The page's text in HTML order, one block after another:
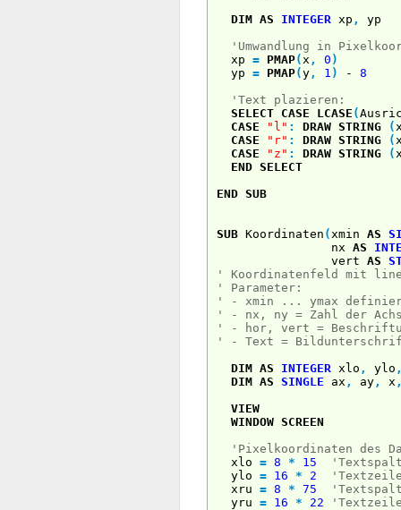
DIM AS INTEGER xp ,
yp
'Umwandlung in
xp = PMAP( x , 0 )
yp = PMAP(y , 1 ) - 8
'Text plazieren:
SELECT CASE LCASE (
CASE
"l" : DRAW STRING (
CASE
"r" : DRAW STRING (
CASE
"z" : DRAW STRING (
END SELECT
END SUB
SUB Koordinaten ( xmin AS
nx AS
vert AS
' Koordinatenfeld mit
' Parameter:
' - xmin ... ymax
' - nx, ny = Zahl der
' - hor, vert =
' - Text =
DIM AS INTEGER xlo , ylo
DIM AS SINGLE ax , ay , x
VIEW
WINDOW SCREEN
'Pixelkoordinaten des
xlo = 8 * 15
ylo = 16 * 2
xru = 8 * 75
yru = 16 * 22